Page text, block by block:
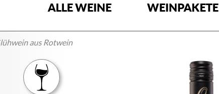
ALLE WEINE WEINPAKETE
aus Rotwein